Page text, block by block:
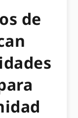
de